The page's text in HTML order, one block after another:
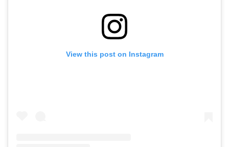
View this post on Instagram